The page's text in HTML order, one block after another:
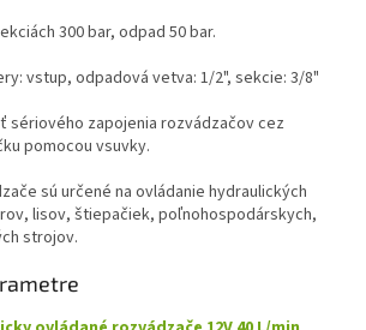
300 bar, odpad 50 bar.
vstup, odpadová vetva: 1/2", sekcie: 3/8"
sériového zapojenia rozvádzačov cez
pomocou vsuvky.
sú určené na ovládanie hydraulických
lisov, štiepačiek, poľnohospodárskych,
strojov.